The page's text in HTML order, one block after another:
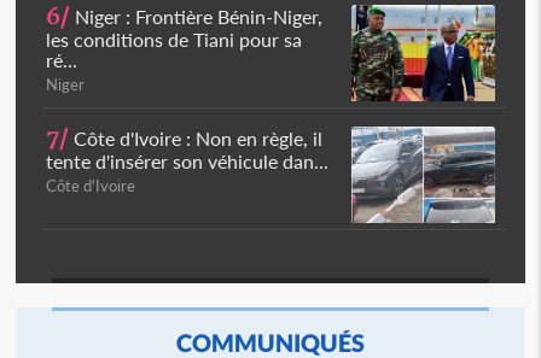
6/ Niger : Frontière Bénin-Niger,
les conditions de Tiani pour sa
ré...
Niger
7/ Côte d'Ivoire : Non en règle, il
tente d'insérer son véhicule dan...
Côte d'Ivoire
COMMUNIQUÉS